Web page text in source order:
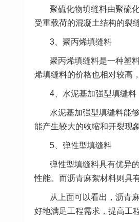
聚硫化物填缝料由聚硫
受重载荷的混凝土结构的裂
3、聚丙烯填缝料
聚丙烯填缝料是一种塑
烯填缝料的价格也相对较高
4、水泥基加强型填缝料
水泥基加强型填缝料能
能产生较大的收缩和开裂现
5、弹性型填缝料
弹性型填缝料具有优异
性能。而沥青麻絮材料则具
从上面可以看出，沥青
好地满足工程需求，提高工